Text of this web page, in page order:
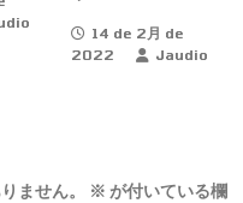
14 de 2月 de
2022
Jaudio
ません。 ※ が付いている欄